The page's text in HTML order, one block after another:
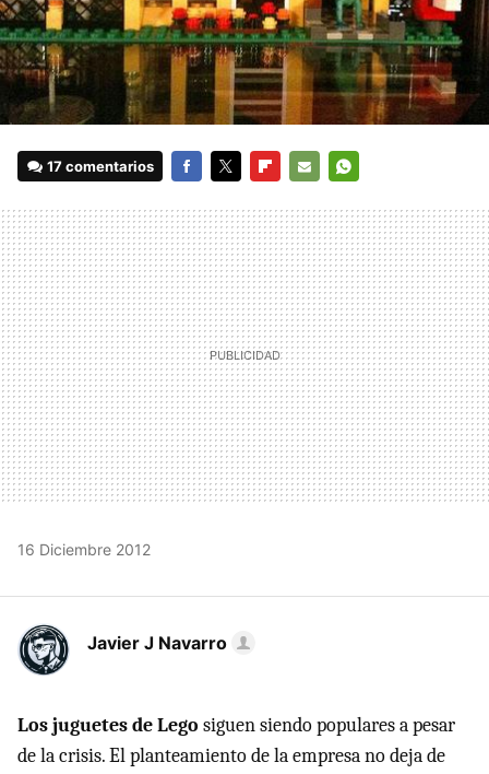
17 comentarios
MAIL
16 Diciembre 2012
Javier J Navarro
Los juguetes de Lego siguen siendo populares a pesar
de la crisis. El planteamiento de la empresa no deja de